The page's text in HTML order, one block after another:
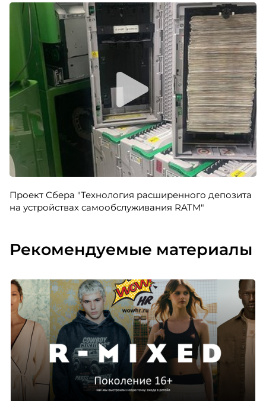
Проект Сбера "Технология расширенного депозита
на устройствах самообслуживания RATM"
Рекомендуемые материалы